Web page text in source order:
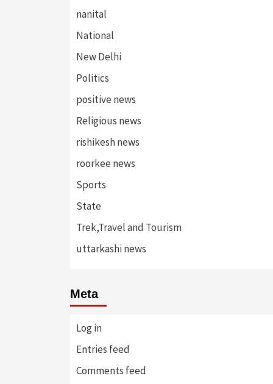
nanital
National
New Delhi
Politics
positive news
Religious news
rishikesh news
roorkee news
Sports
State
Trek,Travel and Tourism
uttarkashi news
Meta
Log in
Entries feed
Comments feed